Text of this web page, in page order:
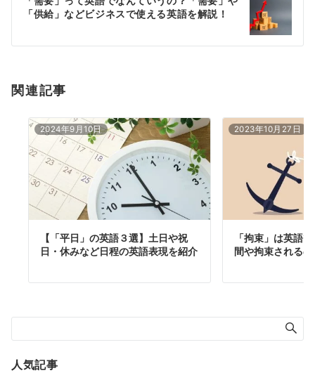
ン
「供給」などビジネスで使える英語を解説！
関連記事
2024年9月10日
【「平日」の英語３選】土日や祝
日・休みなど日程の英語表現を紹介
2023年10月27日
「拘束」は英語
間や拘束される
人気記事